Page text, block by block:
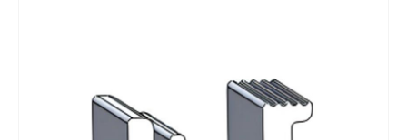
Kung ito ay isang pag-setup ng PV sa bahay o
isang antas ng negosyo, ang dalawang solar clamp